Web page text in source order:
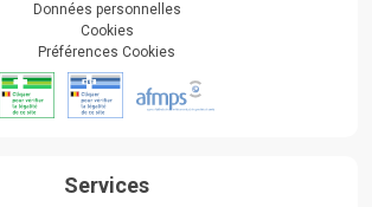
Données personnelles
Cookies
Préférences Cookies
Services